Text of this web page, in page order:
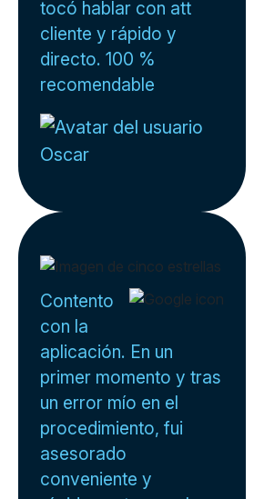
tocó hablar con att
cliente y rápido y
directo. 100 %
recomendable
Oscar
Contento
con la
aplicación. En un
primer momento y tras
un error mío en el
procedimiento, fui
asesorado
conveniente y